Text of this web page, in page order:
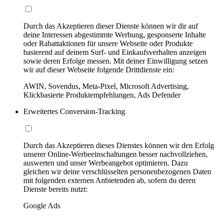
Durch das Akzeptieren dieser Dienste können wir dir auf
deine Interessen abgestimmte Werbung, gesponserte Inhalte
oder Rabattaktionen für unsere Webseite oder Produkte
basierend auf deinem Surf- und Einkaufsverhalten anzeigen
sowie deren Erfolge messen. Mit deiner Einwilligung setzen
wir auf dieser Webseite folgende Drittdienste ein:
AWIN, Sovendus, Meta-Pixel, Microsoft Advertising,
Klickbasierte Produktempfehlungen, Ads Defender
Erweitertes Conversion-Tracking
Durch das Akzeptieren dieses Dienstes können wir den Erfolg
unserer Online-Werbeeinschaltungen besser nachvollziehen,
auswerten und unser Werbeangebot optimieren. Dazu
gleichen wir deine verschlüsselten personenbezogenen Daten
mit folgenden externen Anbietenden ab, sofern du deren
Dienste bereits nutzt:
Google Ads